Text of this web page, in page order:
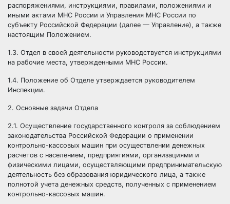
распоряжениями, инструкциями, правилами, положениями и
иными актами МНС России и Управления МНС России по
субъекту Российской Федерации (далее — Управление), а также
настоящим Положением.
1.3. Отдел в своей деятельности руководствуется инструкциями
на рабочие места, утвержденными МНС России.
1.4. Положение об Отделе утверждается руководителем
Инспекции.
2. Основные задачи Отдела
2.1. Осуществление государственного контроля за соблюдением
законодательства Российской Федерации о применении
контрольно-кассовых машин при осуществлении денежных
расчетов с населением, предприятиями, организациями и
физическими лицами, осуществляющими предпринимательскую
деятельность без образования юридического лица, а также
полнотой учета денежных средств, полученных с применением
контрольно-кассовых машин.